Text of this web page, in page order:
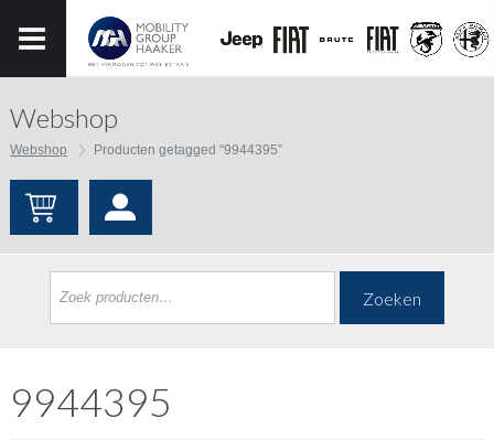
Webshop
Webshop Producten getagged “9944395”
Zoeken
9944395